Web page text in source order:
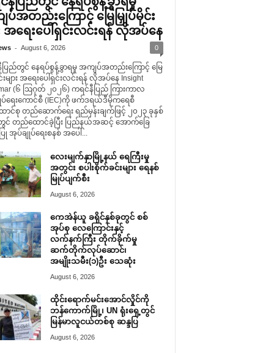
ပ်အတည်းကြောင့် မြေမြှုပ်မိုင်း
အရေးပေါ်ရှင်းလင်းရန် လိုအပ်နေ
- August 6, 2026 0
ြည်တွင် နေရပ်စွန့်ခွာရမှု အကျပ်အတည်းကြောင့် မြေ
းများ အရေးပေါ်ရှင်းလင်းရန် လိုအပ်နေ Insight
(၆ ဩဂုတ် ၂၀၂၆) ကရင်နီပြည် ကြားကာလ
ရေးကောင်စီ (IEC)ကို ဖက်ဒရယ်ဒီမိုကရေစီ
ာင်စု တည်ဆောက်ရေး ရည်မှန်းချက်ဖြင့် ၂၀၂၃ ခုနှစ်
တည်ထောင်ခဲ့ပြီး ပြည်နယ်အဆင့် အောက်ခြေ
ြု အုပ်ချုပ်ရေးစနစ် အပေါ်...
လေးမျက်နှာမြို့နယ် ရေကြီးမှု
အတွင်း စပါးစိုက်ခင်းများ ရေနစ်
မြုပ်ပျက်စီး
August 6, 2026
ကေအဲန်ယူ ခရိုင်နှစ်ခုတွင် စစ်
အုပ်စု လေကြောင်းနှင့်
လက်နက်ကြီး တိုက်ခိုက်မှု
ဆက်တိုက်လုပ်ဆောင်၊
အမျိုးသမီး(၁)ဦး သေဆုံး
August 6, 2026
ထိုင်းရောက်မင်းအောင်လှိုင်ကို
ဘန်ကောက်မြို့၊ UN ရုံးရှေ့တွင်
မြန်မာလူငယ်တစ်စု ဆန္ဒပြ
August 6, 2026